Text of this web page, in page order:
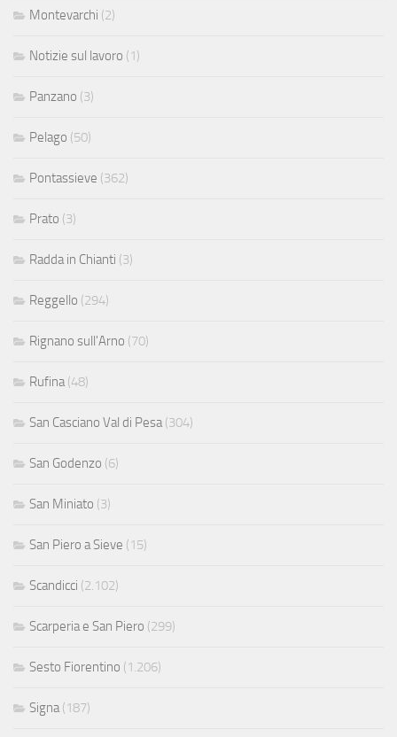
Montevarchi (2)
Notizie sul lavoro (1)
Panzano (3)
Pelago (50)
Pontassieve (362)
Prato (3)
Radda in Chianti (3)
Reggello (294)
Rignano sull'Arno (70)
Rufina(48)
San Casciano Val di Pesa(304)
San Godenzo (6)
San Miniato (3)
San Piero a Sieve (15)
Scandicci (2.102)
Scarperia e San Piero (299)
Sesto Fiorentino (1.206)
Signa(187)